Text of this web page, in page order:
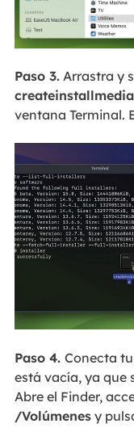
Paso 3.Arrastra y
createinstallmedia
ventana Terminal.
Paso 4. Conecta
está vacía, ya que
Abre el Finder,
/Volúmenesy